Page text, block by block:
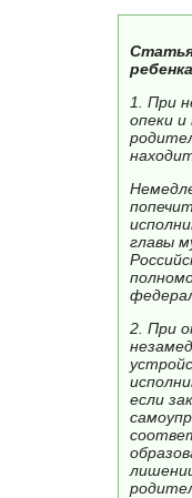
Статья
1. При
опеки
главы
2. При
если